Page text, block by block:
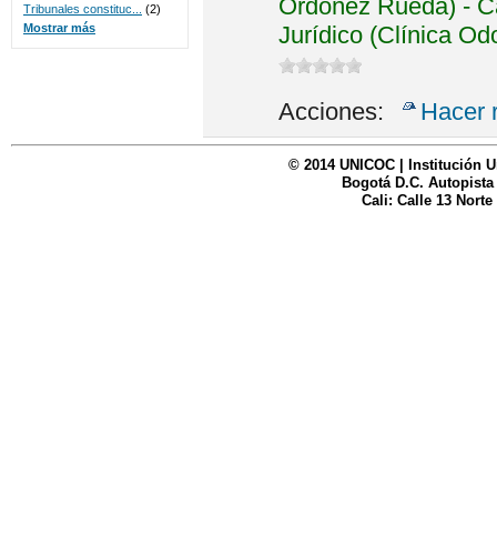
Ordóñez Rueda) -
Jurídico (Clínica
Acciones: Hacer
Tribunales constituc...
(2)
Mostrar más
© 2014 UNICOC | Institución
Bogotá D.C. Autopista
Cali: Calle 13 Norte